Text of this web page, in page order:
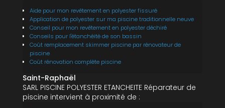
Aide pour mon revêtement en polyester fissuré
Application de polyester sur ma piscine traditionnelle neuve
Conseil pour mon revêtement en polyester déchiré
Conseils pour l'étanchéité de son bassin
Coût remplacement skimmer piscine par rénovateur de
piscine
Coût rénovation complète piscine
Saint-Raphaël
SARL PISCINE POLYESTER ETANCHEITE Réparateur de
piscine intervient à proximité de :